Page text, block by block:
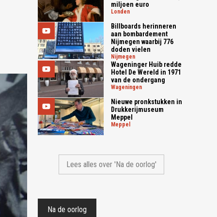
miljoen euro
londen
Billboards herinneren
aan bombardement
Nijmegen waarbij 776
doden vielen
nijmegen
Wageninger Huib redde
Hotel De Wereld in 1971
van de ondergang
wageningen
Nieuwe pronkstukken in
Drukkerijmuseum
Meppel
meppel
Lees alles over 'Na de oorlog'
Na de oorlog